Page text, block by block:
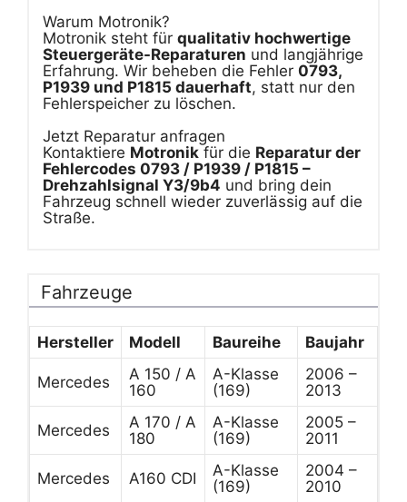
Warum Motronik?
Motronik steht für qualitativ hochwertige
Steuergeräte-Reparaturen und langjährige
Erfahrung. Wir beheben die Fehler 0793,
P1939 und P1815 dauerhaft, statt nur den
Fehlerspeicher zu löschen.
Jetzt Reparatur anfragen
Kontaktiere Motronik für die Reparatur der
Fehlercodes 0793 / P1939 / P1815 –
Drehzahlsignal Y3/9b4 und bring dein
Fahrzeug schnell wieder zuverlässig auf die
Straße.
Fahrzeuge
Hersteller Modell Baureihe Baujahr
Mercedes
A 150 / A
160
A-Klasse
(169)
2006 –
2013
Mercedes
A 170 / A
180
A-Klasse
(169)
2005 –
2011
Mercedes A160 CDI
A-Klasse
(169)
2004 –
2010